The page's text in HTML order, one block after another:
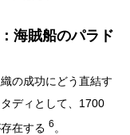
海賊船のパラド
の成功にどう直結す
ディとして、1700
在する 6 。